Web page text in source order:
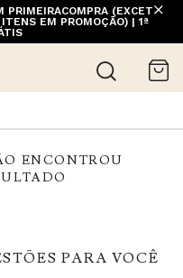
PRIMEIRACOMPRA (EXCETO
EM PROMOÇÃO) | 1ª
ENCONTROU
PARA VOCÊ